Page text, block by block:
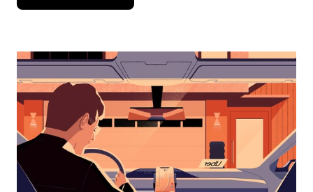
la
bas
interagir
avec
calendrier
et
sélectionner
une
date.
Appuyez